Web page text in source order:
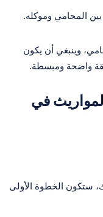
المحامي وموكله.
وينبغي أن يكون
واضحة ومبسطة.
في
ستكون الخطوة الأولى